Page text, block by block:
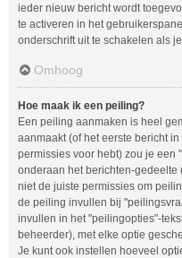
ieder nieuw bericht wordt
te activeren in het
onderschrift uit te schakelen als
Omhoog
Hoe maak ik een peiling?
Een peiling aanmaken is heel
aanmaakt (of het eerste bericht
permissies voor hebt) zou je een
onderaan het berichten-gedeelte
niet de juiste permissies om
de peiling invullen bij
invullen in het "peilingopties"-
beheerder), met elke optie
Je kunt ook instellen hoeveel